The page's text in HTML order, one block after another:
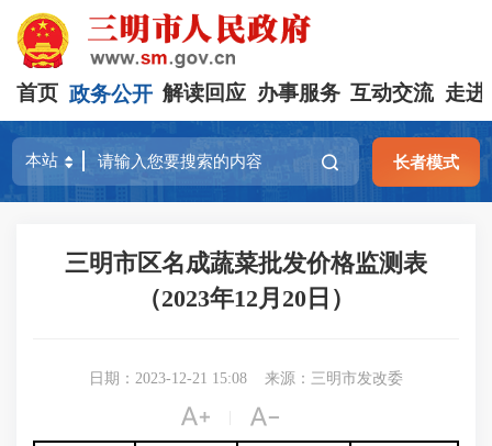
首页 政务公开 解读回应 办事服务 互动交流 走进
长者模式
三明市区名成蔬菜批发价格监测表
（2023年12月20日）
日期：2023-12-21 15:08 来源：三明市发改委
 